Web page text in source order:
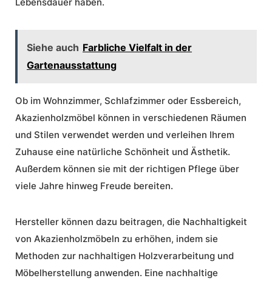
Siehe auch Farbliche Vielfalt in der
Gartenausstattung
Ob im Wohnzimmer, Schlafzimmer oder Essbereich,
Akazienholzmöbel können in verschiedenen Räumen
und Stilen verwendet werden und verleihen Ihrem
Zuhause eine natürliche Schönheit und Ästhetik.
Außerdem können sie mit der richtigen Pflege über
viele Jahre hinweg Freude bereiten.
Hersteller können dazu beitragen, die Nachhaltigkeit
von Akazienholzmöbeln zu erhöhen, indem sie
Methoden zur nachhaltigen Holzverarbeitung und
Möbelherstellung anwenden. Eine nachhaltige